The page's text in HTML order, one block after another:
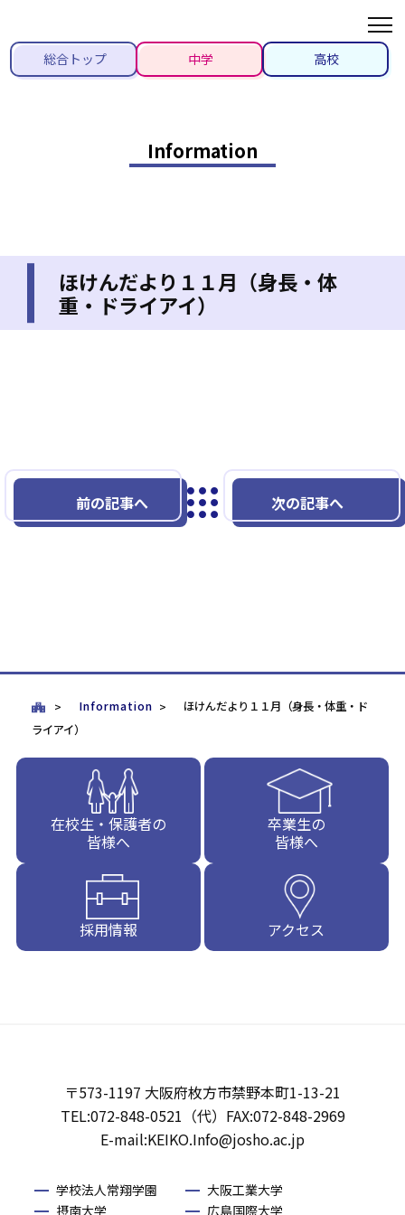
総合トップ 中学 高校
Information
ほけんだより１１月（身長・体
重・ドライアイ）
前の記事へ 次の記事へ
Information
ほけんだより１１月（身長・体重・ド
ライアイ）
在校生・保護者の
皆様へ
卒業生の
皆様へ
採用情報 アクセス
〒573-1197 大阪府枚方市禁野本町1-13-21
TEL:072-848-0521（代）FAX:072-848-2969
E-mail:KEIKO.Info@josho.ac.jp
学校法人常翔学園
大阪工業大学
摂南大学
広島国際大学